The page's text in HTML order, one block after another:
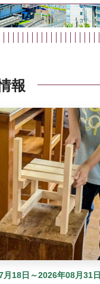
報
月18日～2026年08月31日